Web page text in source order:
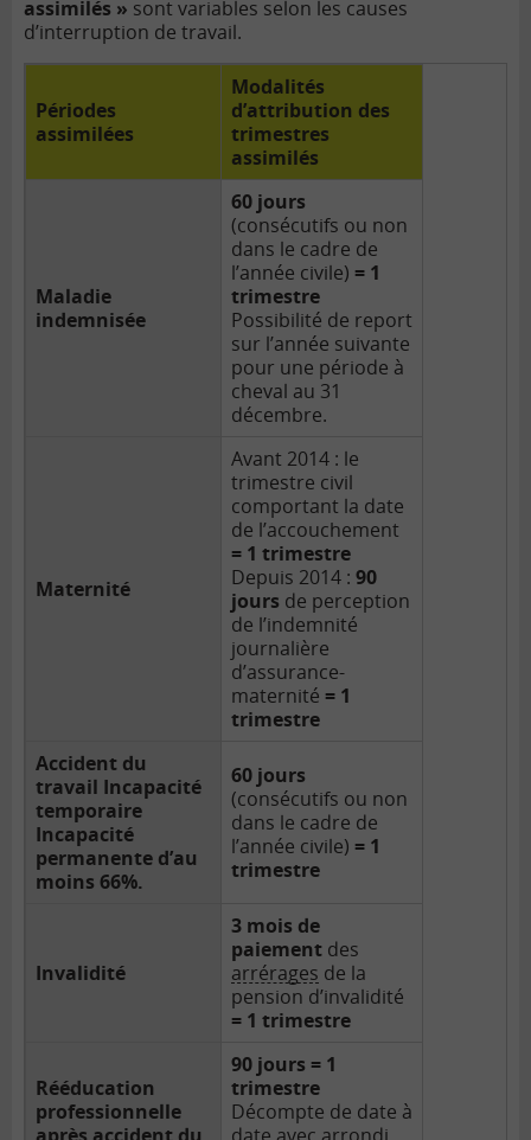
assimilés » sont variables selon les causes
d’interruption de travail.
Périodes
assimilées
Modalités
d’attribution des
trimestres
assimilés
Maladie
indemnisée
60 jours
(consécutifs ou non
dans le cadre de
l’année civile) = 1
trimestre
Possibilité de report
sur l’année suivante
pour une période à
cheval au 31
décembre.
Maternité
Avant 2014 : le
trimestre civil
comportant la date
de l’accouchement
= 1 trimestre
Depuis 2014 : 90
jours de perception
de l’indemnité
journalière
d’assurance-
maternité = 1
trimestre
Accident du
travail Incapacité
temporaire
Incapacité
permanente d’au
moins 66%.
60 jours
(consécutifs ou non
dans le cadre de
l’année civile) = 1
trimestre
Invalidité
3 mois de
paiement des
arrérages de la
pension d’invalidité
= 1 trimestre
Rééducation
professionnelle
90 jours = 1
trimestre
Décompte de date à